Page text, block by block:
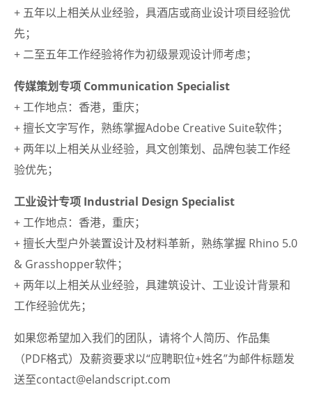
+ 五年以上相关从业经验，具酒店或商业设计项目经验优
先；
+ 二至五年工作经验将作为初级景观设计师考虑；
传媒策划专项 Communication Specialist
+ 工作地点： 香港， 重庆；
+ 擅长文字写作，熟练掌握Adobe Creative Suite软件；
+ 两年以上相关从业经验，具文创策划、品牌包装工作经
验优先；
工业设计专项 Industrial Design Specialist
+ 工作地点： 香港， 重庆；
+ 擅长大型户外装置设计及材料革新，熟练掌握 Rhino 5.0
& Grasshopper软件；
+ 两年以上相关从业经验，具建筑设计、工业设计背景和
工作经验优先；
如果您希望加入我们的团队，请将个人简历、作品集
（PDF格式）及薪资要求以“应聘职位+姓名”为邮件标题发
送至contact@elandscript.com